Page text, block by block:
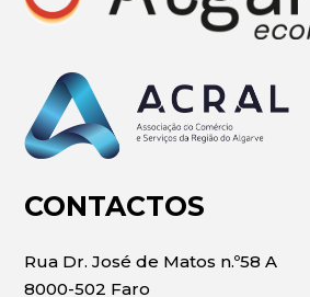
CONTACTOS
Rua Dr. José de Matos n.º58 A
8000-502 Faro